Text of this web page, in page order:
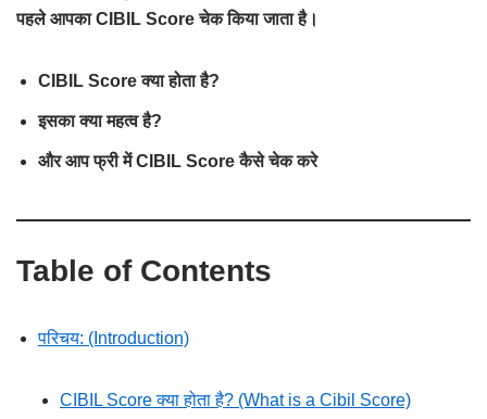
पहले आपका CIBIL Score चेक किया जाता है।
CIBIL Score क्या होता है?
इसका क्या महत्व है?
और आप फ्री में CIBIL Score कैसे चेक करे
Table of Contents
परिचय: (Introduction)
CIBIL Score क्या होता है? (What is a Cibil Score)